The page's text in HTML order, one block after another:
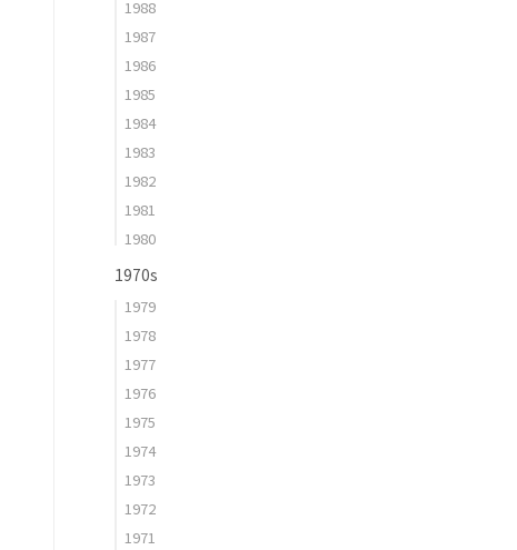
1988
1987
1986
1985
1984
1983
1982
1981
1980
1970s
1979
1978
1977
1976
1975
1974
1973
1972
1971